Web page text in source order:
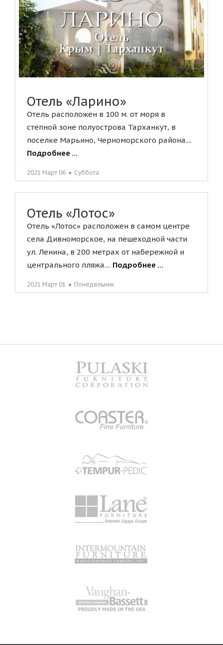
Отель «Ларино»
Отель расположен в 100 м. от моря в
степной зоне полуострова Тарханкут, в
поселке Марьино, Черноморского района....
Подробнее ...
2021 Март 06 ● Суббота
Отель «Лотос»
Отель «Лотос» расположен в самом центре
села Дивноморское, на пешеходной части
ул. Ленина, в 200 метрах от набережной и
центрального пляжа.... Подробнее ...
2021 Март 01 ● Понедельник